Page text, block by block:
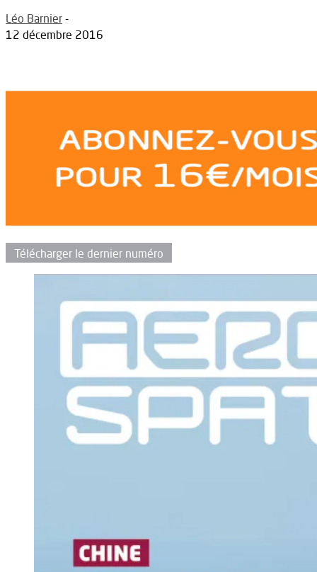
Léo Barnier -
12 décembre 2016
Télécharger le dernier numéro